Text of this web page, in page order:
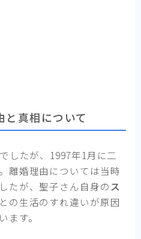
真相について
したが、1997年1月に二
離婚理由については当時
たが、聖子さん自身の ス
の生活のすれ違いが原因
ます。